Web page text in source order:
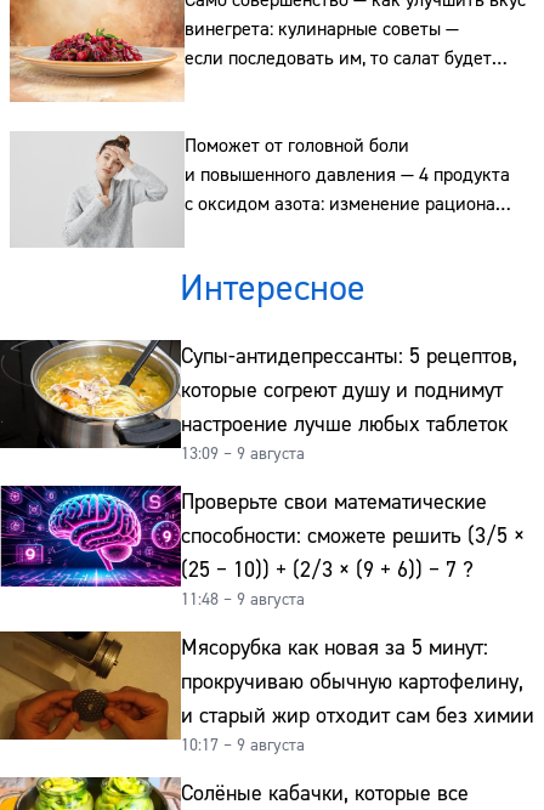
винегрета: кулинарные советы —
если последовать им, то салат будет
как в ресторане
Поможет от головной боли
и повышенного давления — 4 продукта
с оксидом азота: изменение рациона
Интересное
Супы-антидепрессанты: 5 рецептов,
которые согреют душу и поднимут
настроение лучше любых таблеток
13:09 – 9 августа
Проверьте свои математические
способности: сможете решить (3/5 ×
(25 − 10)) + (2/3 × (9 + 6)) − 7 ?
11:48 – 9 августа
Мясорубка как новая за 5 минут:
прокручиваю обычную картофелину,
и старый жир отходит сам без химии
10:17 – 9 августа
Солёные кабачки, которые все
Адрес: